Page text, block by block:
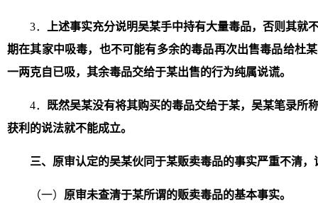
3．
上述事实充分说明吴某手中持有大量毒品，否则其就
期在其家中吸毒，也不可能有多余的毒品再次出售毒品给杜
一两克自已吸，其余毒品交给于某出售的行为纯属说谎。
4． 既然吴某没有将其购买的毒品交给于某，吴某笔录所
获利的说法就不能成立。
三、原审认定的吴某伙同于某贩卖毒品的事实严重不清
（一） 原审未查清于某所谓的贩卖毒品的基本事实。